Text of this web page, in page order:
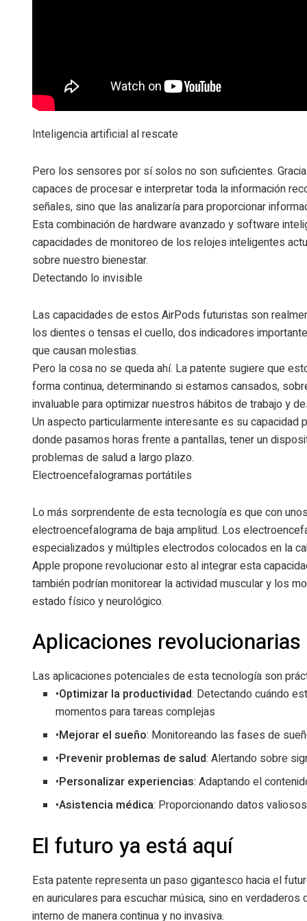
Inteligencia artificial al rescate
Pero los sensores por sí solos no son suficientes.
capaces de procesar e interpretar toda la información
señales, sino que las analizaría para proporcionar
Esta combinación de hardware avanzado y software
capacidades de monitoreo de los relojes inteligentes
sobre nuestro bienestar.
Detectando lo invisible
Las capacidades de estos AirPods futuristas son
los dientes o tensas el cuello, dos indicadores
que causan molestias.
Pero la cosa no se queda ahí. La patente sugiere que
forma continua, determinando si estamos cansados,
invaluable para optimizar nuestros hábitos de trabajo y
Un aspecto particularmente interesante es su capacidad
donde pasamos horas frente a pantallas, tener un
problemas de salud a largo plazo.
Electroencefalogramas portátiles
Lo más sorprendente de esta tecnología es quecon
electroencefalograma de baja amplitud. Los
especializados y múltiples electrodos colocados en la
Apple propone revolucionar esto al integrar esta
también podrían monitorear la actividadmuscular y los
estado físico y neurológico.
Aplicaciones revolucionarias
Las aplicaciones potenciales de esta tecnología son
•Optimizar la productividad: Detectando cuándo
momentos para tareas complejas
•Mejorar el sueño: Monitoreando las fases de
•Prevenir problemas de salud: Alertando sobre
•Personalizar experiencias: Adaptando el
•Asistencia médica: Proporcionando datos
El futuro ya está aquí
Esta patente representa un paso gigantesco hacia el
en auriculares para escuchar música, sino en
interno de manera continua y no invasiva.